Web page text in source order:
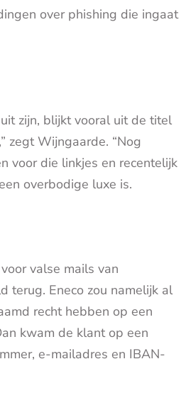
over phishing die ingaat
zijn, blijkt vooral uit de titel
zegt Wijngaarde. “Nog
voor die linkjes en recentelijk
overbodige luxe is.
valse mails van
terug. Eneco zou namelijk al
recht hebben op een
kwam de klant op een
e-mailadres en IBAN-